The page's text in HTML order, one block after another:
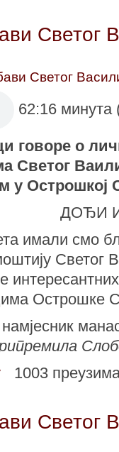
Светог
Светог
62:16
говоре о
Светог
у Острошкој
ДОЂИ
имали смо
Светог
Острошке
намјесник
1003
Светог